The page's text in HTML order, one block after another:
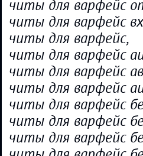
читы для варфейс
читы для варфейс
читы для варфейс,
читы для варфейс
читы для варфейс
читы для варфейс
читы для варфейс
читы для варфейс
читы для варфейс